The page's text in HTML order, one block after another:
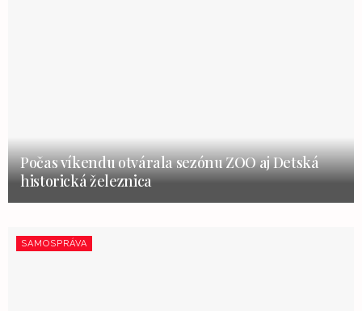
Počas víkendu otvárala sezónu ZOO aj Detská
historická železnica
SAMOSPRÁVA